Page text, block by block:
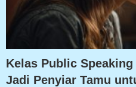
Kelas Public
Jadi Penyiar Tamu